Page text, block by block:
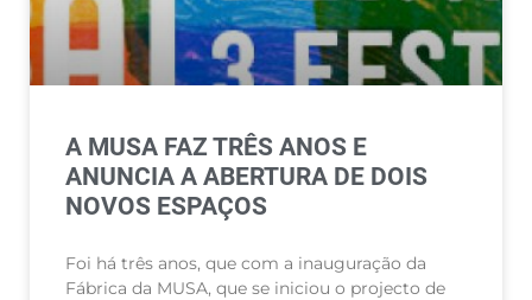
A MUSA FAZ TRÊS ANOS E
ANUNCIA A ABERTURA DE DOIS
NOVOS ESPAÇOS
Foi há três anos, que com a inauguração da
Fábrica da MUSA, que se iniciou o projecto de